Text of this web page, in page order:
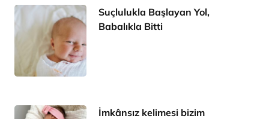
Suçlulukla Başlayan Yol,
Babalıkla Bitti
İmkânsız kelimesi bizim